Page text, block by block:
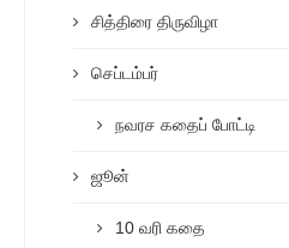
சித்திரை திருவிழா
செப்டம்பர்
நவரச கதைப் போட்டி
ஜூன்
10 வரி கதை